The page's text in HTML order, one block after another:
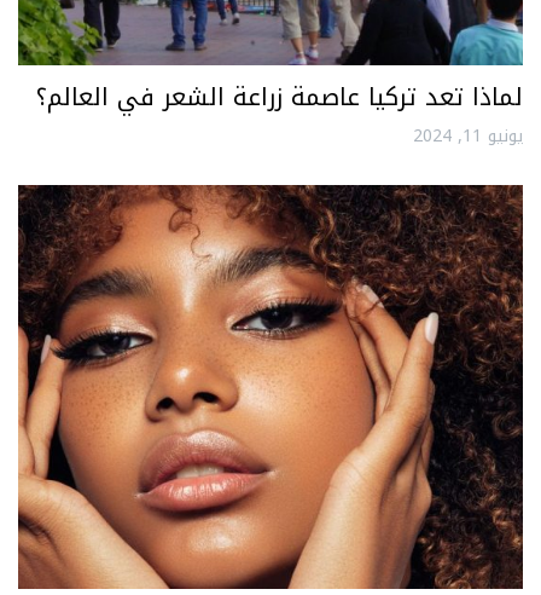
لماذا تعد تركيا عاصمة زراعة الشعر في العالم؟
يونيو 11, 2024